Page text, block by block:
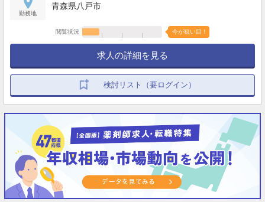
勤務地
青森県八戸市
閲覧状況 今が狙い目！
求人の詳細を見る
検討リスト（要ログイン）